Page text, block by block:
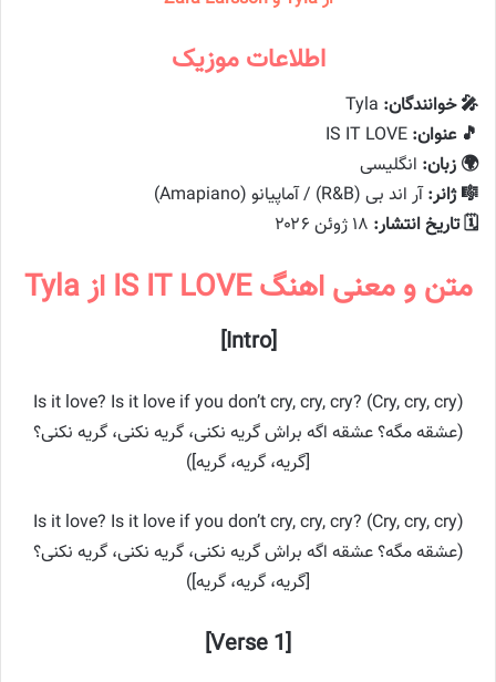
اطلاعات موزیک
🎤 خوانندگان:
🎵 عنوان:
🌍 زبان: انگلیسی
🎼 ژانر:آر اند بی (R&B) / آماپیانو (Amapiano)
🗓️ تاریخ انتشار: ۱۸ ژوئن ۲۰۲۶
متن و معنی اهنگ IS IT LOVE از Tyla
[Intro]
Is it love? Is it love if you don’t cry, cry, cry? (Cry, cry, cry)
(عشقه مگه؟ عشقه اگه براش گریه نکنی، گریه نکنی، گریه نکنی؟
[گریه، گریه، گریه])
Is it love? Is it love if you don’t cry, cry, cry? (Cry, cry, cry)
(عشقه مگه؟ عشقه اگه براش گریه نکنی، گریه نکنی، گریه نکنی؟
[گریه، گریه، گریه])
[Verse 1]